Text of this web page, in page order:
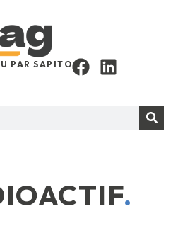
PAR SAPITO
.